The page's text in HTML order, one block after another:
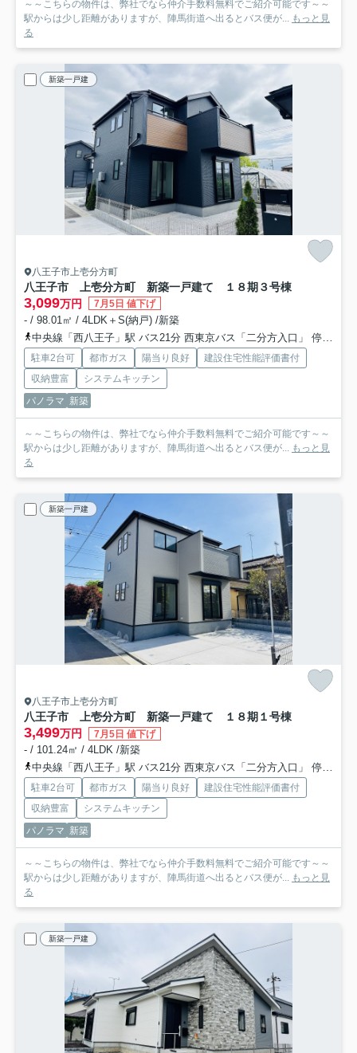
～～こちらの物件は、弊社でなら仲介手数料無料でご紹介可能です～～
駅からは少し距離がありますが、陣馬街道へ出るとバス便が... もっと見
る
新築一戸建
八王子市上壱分方町
八王子市 上壱分方町 新築一戸建て １８期 ３号棟
3,099万円 7月5日 値下げ
- / 98.01㎡ / 4LDK＋S(納戸) /新築
中央線「西八王子」駅 バス21分 西東京バス「二分方入口」 停歩6分
駐車2台可 都市ガス 陽当り良好
建設住宅性能評価書付
収納豊富
システムキッチン
パノラマ 新築
～～こちらの物件は、弊社でなら仲介手数料無料でご紹介可能です～～
駅からは少し距離がありますが、陣馬街道へ出るとバス便が... もっと見
る
新築一戸建
八王子市上壱分方町
八王子市 上壱分方町 新築一戸建て １８期 １号棟
3,499万円 7月5日 値下げ
- / 101.24㎡ / 4LDK /新築
中央線「西八王子」駅 バス21分 西東京バス「二分方入口」 停歩6分
駐車2台可 都市ガス 陽当り良好
建設住宅性能評価書付
収納豊富
システムキッチン
パノラマ 新築
～～こちらの物件は、弊社でなら仲介手数料無料でご紹介可能です～～
駅からは少し距離がありますが、陣馬街道へ出るとバス便が... もっと見
る
新築一戸建